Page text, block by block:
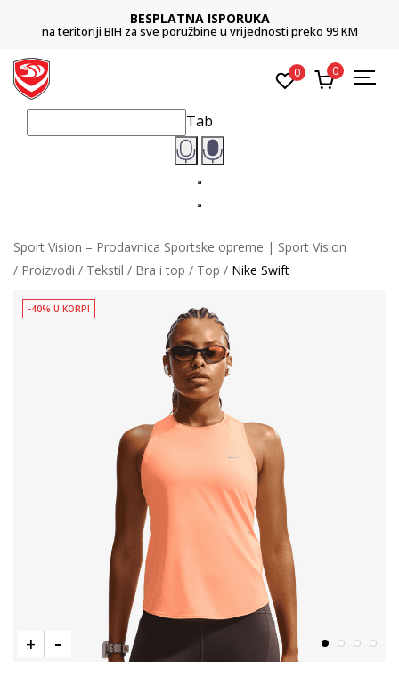
BESPLATNA ISPORUKA
na teritoriji BIH za sve poružbine u vrijednosti preko 99 KM
0 0
Tab
Sport Vision – Prodavnica Sportske opreme | Sport Vision
Proizvodi
Tekstil Bra i top Top Nike Swift
-40% U KORPI